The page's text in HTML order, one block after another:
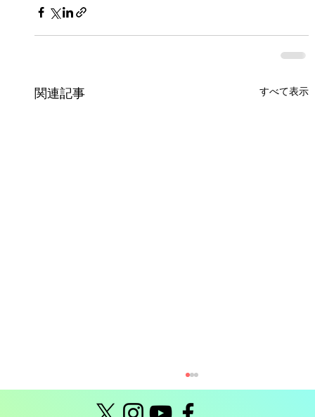
関連記事 すべて表示